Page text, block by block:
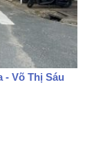
- Võ Thị Sáu